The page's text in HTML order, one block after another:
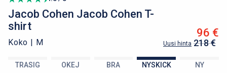
Jacob Cohen Jacob Cohen T-
shirt
Koko | M
96 €
Uusi hinta 218 €
TRASIG OKEJ BRA NYSKICK NY